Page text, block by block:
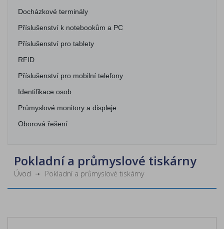
Docházkové terminály
Příslušenství k notebookům a PC
Příslušenství pro tablety
RFID
Příslušenství pro mobilní telefony
Identifikace osob
Průmyslové monitory a displeje
Oborová řešení
Pokladní a průmyslové tiskárny
Úvod Pokladní a průmyslové tiskárny